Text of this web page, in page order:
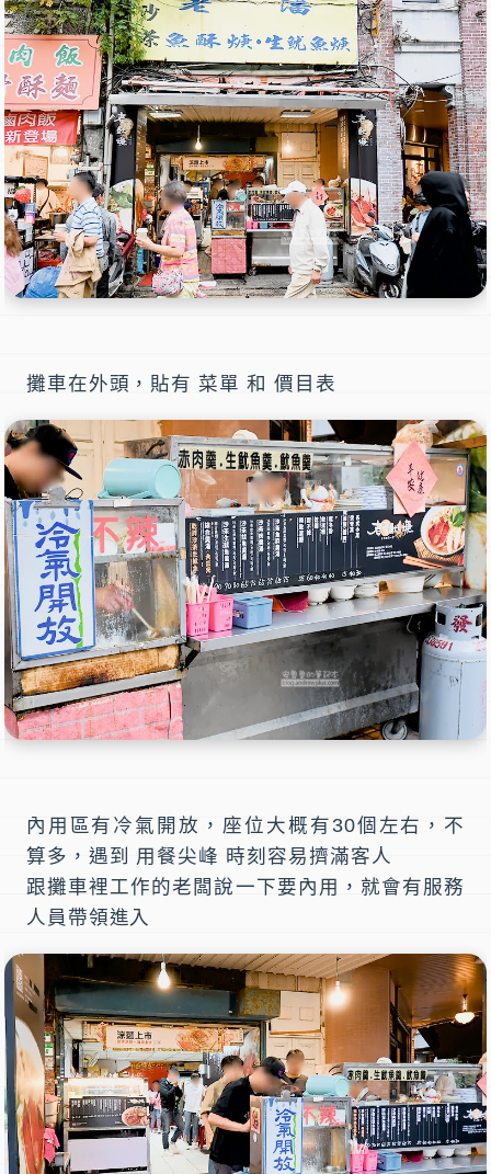
攤車在外頭，貼有 菜單 和 價目表
內用區有冷氣開放，座位大概有30個左右，不
算多，遇到 用餐尖峰 時刻容易擠滿客人
跟攤車裡工作的老闆說一下要內用，就會有服務
人員帶領進入